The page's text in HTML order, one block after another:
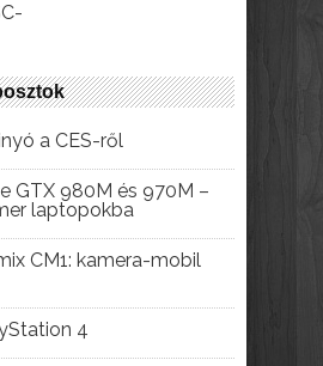
a CES-ről
GTX 980M és 970M –
laptopokba
CM1: kamera-mobil
4